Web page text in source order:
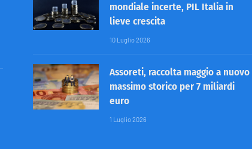
mondiale incerte, PIL Italia in
lieve crescita
10 Luglio 2026
Assoreti, raccolta maggio a nuovo
massimo storico per 7 miliardi
euro
1 Luglio 2026